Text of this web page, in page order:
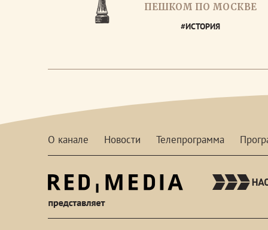
ПЕШКОМ ПО МОСКВЕ
#ИСТОРИЯ
О канале Новости Телепрограмма